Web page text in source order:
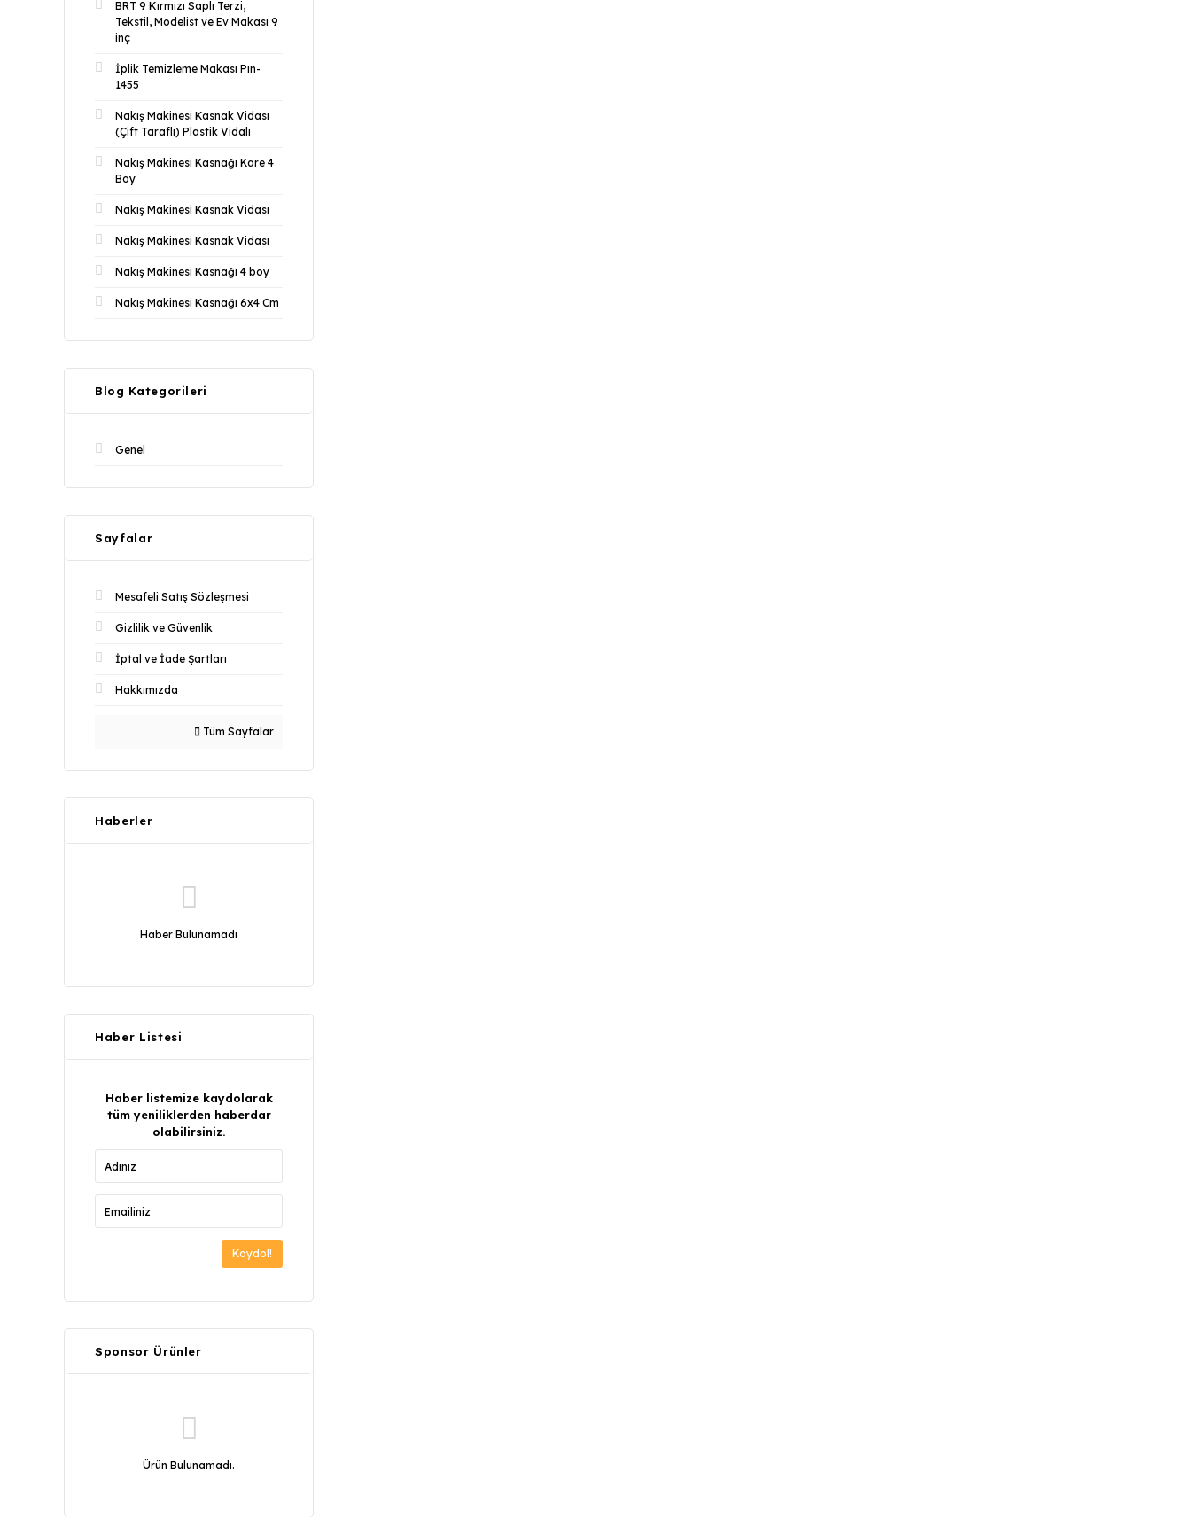
BRT 9 Kırmızı Saplı Terzi,
Tekstil, Modelist ve Ev Makası 9
inç
İplik Temizleme Makası Pın-
1455
Nakış Makinesi Kasnak Vidası
(Çift Taraflı) Plastik Vidalı
Nakış Makinesi Kasnağı Kare 4
Boy
Nakış Makinesi Kasnak Vidası
Nakış Makinesi Kasnak Vidası
Nakış Makinesi Kasnağı 4 boy
Nakış Makinesi Kasnağı 6x4 Cm
Blog Kategorileri
Genel
Sayfalar
Mesafeli Satış Sözleşmesi
Gizlilik ve Güvenlik
İptal ve İade Şartları
Hakkımızda
Tüm Sayfalar
Haberler
Haber Bulunamadı
Haber Listesi
Haber listemize kaydolarak
tüm yeniliklerden haberdar
olabilirsiniz.
Kaydol!
Sponsor Ürünler
Ürün Bulunamadı.